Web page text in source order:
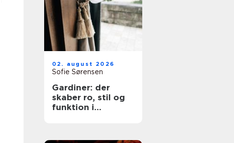
02. august 2026
Sofie Sørensen
Gardiner: der
skaber ro, stil og
funktion i